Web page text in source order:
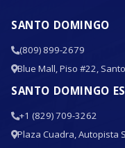
SANTO DOMINGO
(809) 899-2679
Blue Mall, Piso #22,
SANTO DOMINGO
+1 (829) 709-3262
Plaza Cuadra, Autopista